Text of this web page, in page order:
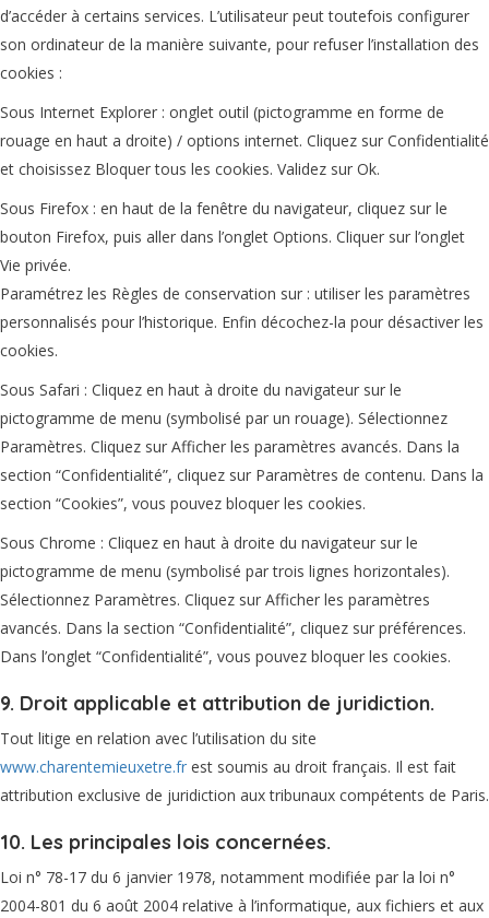
d’accéder à certains services. L’utilisateur peut toutefois configurer
son ordinateur de la manière suivante, pour refuser l’installation des
cookies :
Sous Internet Explorer : onglet outil (pictogramme en forme de
rouage en haut a droite) / options internet. Cliquez sur Confidentialité
et choisissez Bloquer tous les cookies. Validez sur Ok.
Sous Firefox : en haut de la fenêtre du navigateur, cliquez sur le
bouton Firefox, puis aller dans l’onglet Options. Cliquer sur l’onglet
Vie privée.
Paramétrez les Règles de conservation sur : utiliser les paramètres
personnalisés pour l’historique. Enfin décochez-la pour désactiver les
cookies.
Sous Safari : Cliquez en haut à droite du navigateur sur le
pictogramme de menu (symbolisé par un rouage). Sélectionnez
Paramètres. Cliquez sur Afficher les paramètres avancés. Dans la
section “Confidentialité”, cliquez sur Paramètres de contenu. Dans la
section “Cookies”, vous pouvez bloquer les cookies.
Sous Chrome : Cliquez en haut à droite du navigateur sur le
pictogramme de menu (symbolisé par trois lignes horizontales).
Sélectionnez Paramètres. Cliquez sur Afficher les paramètres
avancés. Dans la section “Confidentialité”, cliquez sur préférences.
Dans l’onglet “Confidentialité”, vous pouvez bloquer les cookies.
9. Droit applicable et attribution de juridiction.
Tout litige en relation avec l’utilisation du site
www.charentemieuxetre.fr est soumis au droit français. Il est fait
attribution exclusive de juridiction aux tribunaux compétents de Paris.
10. Les principales lois concernées.
Loi n° 78-17 du 6 janvier 1978, notamment modifiée par la loi n°
2004-801 du 6 août 2004 relative à l’informatique, aux fichiers et aux